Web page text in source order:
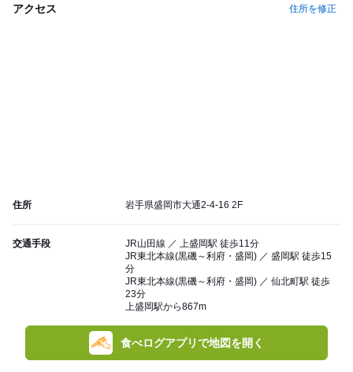
アクセス 住所を修正
住所 岩手県盛岡市大通2-4-16 2F
交通手段
JR山田線 ／ 上盛岡駅 徒歩11分
JR東北本線(黒磯～利府・盛岡) ／ 盛岡駅 徒歩15
分
JR東北本線(黒磯～利府・盛岡) ／ 仙北町駅 徒歩
23分
上盛岡駅から867m
食べログアプリで地図を開く